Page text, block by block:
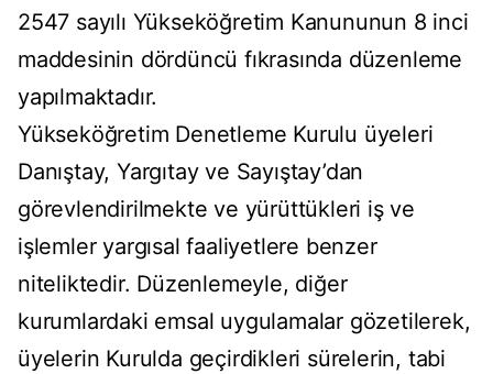
2547 sayılı Yükseköğretim Kanununun 8 inci
maddesinin dördüncü fıkrasında düzenleme
yapılmaktadır.
Yükseköğretim Denetleme Kurulu üyeleri
Danıştay, Yargıtay ve Sayıştay’dan
görevlendirilmekte ve yürüttükleri iş ve
işlemler yargısal faaliyetlere benzer
niteliktedir. Düzenlemeyle, diğer
kurumlardaki emsal uygulamalar gözetilerek,
üyelerin Kurulda geçirdikleri sürelerin, tabi